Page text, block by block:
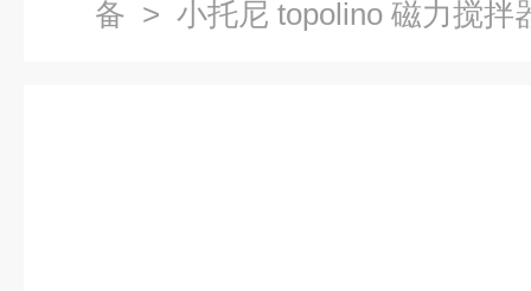
备 > 小托尼 topolino 磁力搅拌